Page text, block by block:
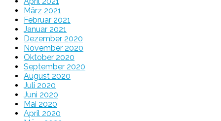
März 2021
Februar 2021
Januar 2021
Dezember 2020
November 2020
Oktober 2020
September 2020
August 2020
Juli 2020
Juni 2020
Mai 2020
April 2020